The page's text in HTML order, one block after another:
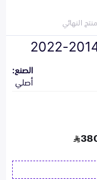
النهائي
الصنع:
أصلي